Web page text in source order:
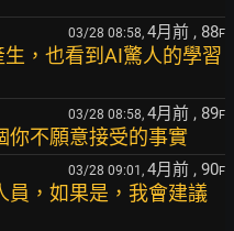
03/28 08:58, 4月前 , 88F
，也看到AI驚人的學習
03/28 08:58, 4月前 , 89F
你不願意接受的事實
03/28 09:01, 4月前 , 90F
員，如果是，我會建議